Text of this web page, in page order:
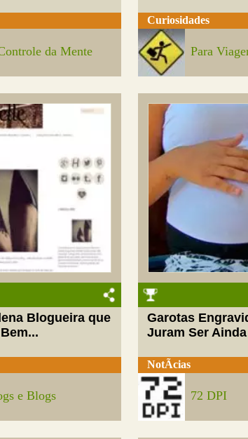
da Mente
Curiosidades
Para
Blogueira que
e Blogs
Garotas
Juram Ser
NotÃ­cias
72 DPI